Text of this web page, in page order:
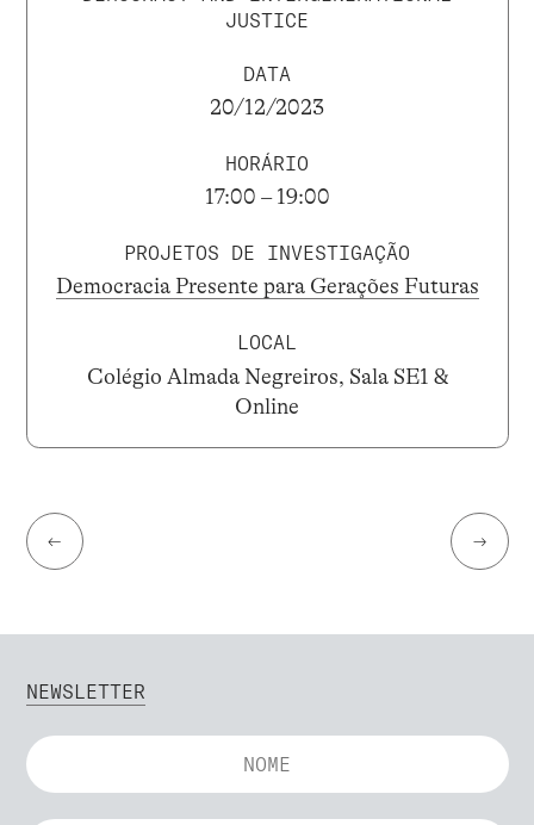
JUSTICE
DATA
20/12/2023
HORÁRIO
17:00 – 19:00
PROJETOS DE INVESTIGAÇÃO
Democracia Presente para Gerações Futuras
LOCAL
Colégio Almada Negreiros, Sala SE1 &
Online
← →
NEWSLETTER